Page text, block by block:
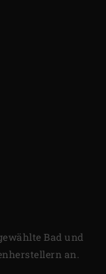
Bad und
an.